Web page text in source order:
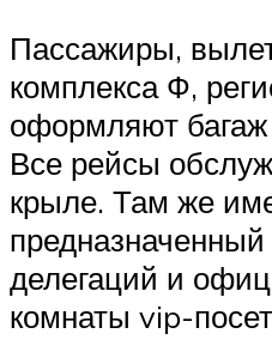
Пассажиры,
комплекса Ф,
оформляют
Все рейсы
крыле. Там же
делегаций и
комнаты vip-